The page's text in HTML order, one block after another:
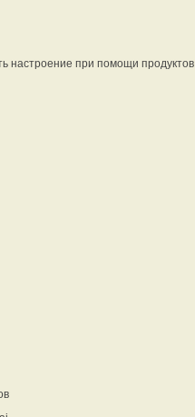
настроение при помощи продуктов